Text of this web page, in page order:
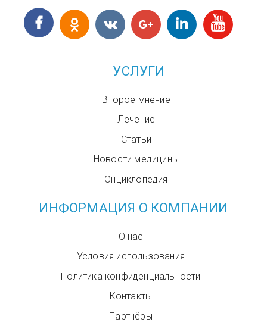
УСЛУГИ
Второе мнение
Лечение
Статьи
Новости медицины
Энциклопедия
ИНФОРМАЦИЯ О КОМПАНИИ
О нас
Условия использования
Политика конфиденциальности
Контакты
Партнёры